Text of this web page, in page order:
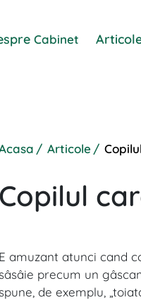
Cabinet
Articole
Copilul
E amuzant atunci cand
precum un gâscan
de exemplu,